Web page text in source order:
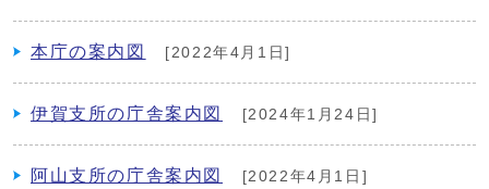
本庁の案内図 [2022年4月1日]
伊賀支所の庁舎案内図 [2024年1月24日]
阿山支所の庁舎案内図 [2022年4月1日]